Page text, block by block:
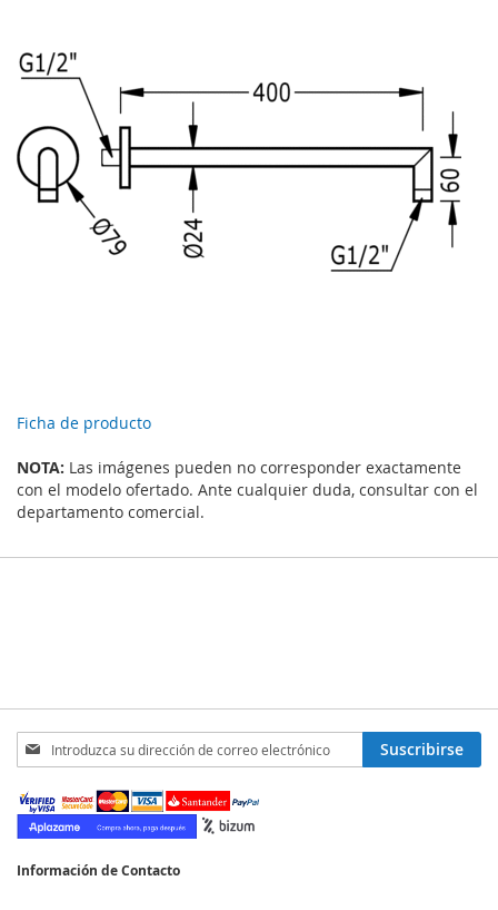
Ficha de producto
NOTA: Las imágenes pueden no corresponder exactamente
con el modelo ofertado. Ante cualquier duda, consultar con el
departamento comercial.
Inscríbase
a
nuestro
boletín
de
Suscribirse
Información de Contacto